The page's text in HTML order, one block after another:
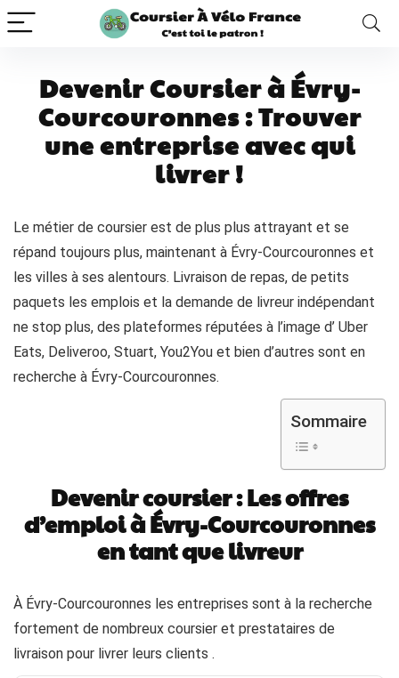
Devenir Coursier à Évry-
Courcouronnes : Trouver
une entreprise avec qui
livrer !
Le métier de coursier est de plus plus attrayant et se
répand toujours plus, maintenant à Évry-Courcouronnes et
les villes à ses alentours. Livraison de repas, de petits
paquets les emplois et la demande de livreur indépendant
ne stop plus, des plateformes réputées à l’image d’ Uber
Eats, Deliveroo, Stuart, You2You et bien d’autres sont en
recherche à Évry-Courcouronnes.
Sommaire
Devenir coursier : Les offres
d’emploi à Évry-Courcouronnes
en tant que livreur
À Évry-Courcouronnes les entreprises sont à la recherche
fortement de nombreux coursier et prestataires de
livraison pour livrer leurs clients .